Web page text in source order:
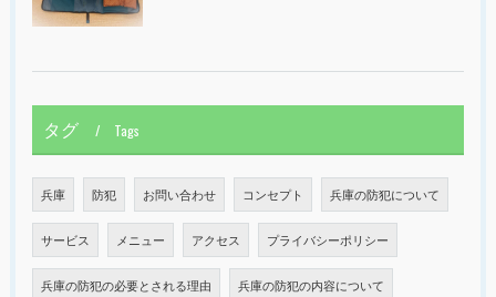
タグ Tags
兵庫 防犯 お問い合わせ コンセプト 兵庫の防犯について
サービス メニュー アクセス プライバシーポリシー
兵庫の防犯の必要とされる理由 兵庫の防犯の内容について